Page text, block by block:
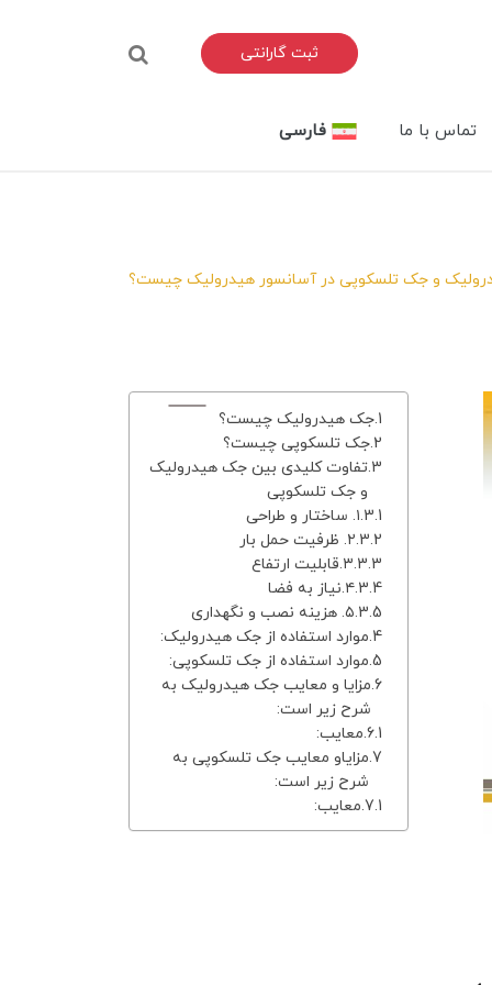
ثبت گارانتی
تماس با ما فارسی
و جک تلسکوپی در آسانسور هیدرولیک چیست؟
جک هیدرولیک چیست؟
جک تلسکوپی چیست؟
تفاوت کلیدی بین جک هیدرولیک
و جک تلسکوپی
۱. ساختار و طراحی
۲. ظرفیت حمل بار
۳.قابلیت ارتفاع
۴.نیاز به فضا
۵. هزینه‌ نصب و نگهداری
موارد استفاده از جک هیدرولیک:
موارد استفاده از جک تلسکوپی:
مزایا و معایب جک هیدرولیک به
شرح زیر است:
معایب:
مزایاو معایب جک تلسکوپی به
شرح زیر است:
معایب: